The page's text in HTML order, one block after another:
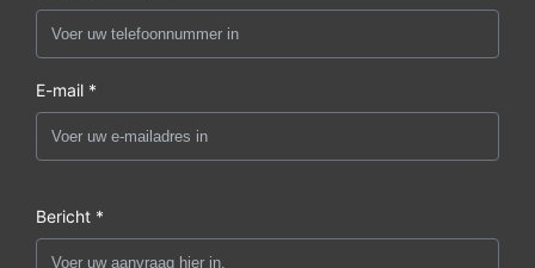
E-mail *
Bericht *